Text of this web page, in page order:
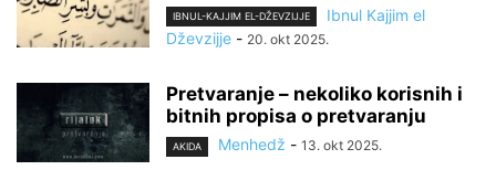
IBNUL-KAJJIM EL-DŽEVZIJJE
Ibnul Kajjim el
Dževzijje - 20. okt 2025.
Pretvaranje – nekoliko korisnih i
bitnih propisa o pretvaranju
AKIDA Menhedž - 13. okt 2025.